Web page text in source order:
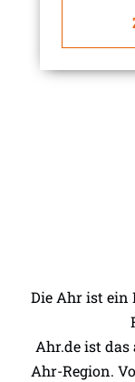
Die Ahr ist ein
Ahr.de ist
Ahr-Region.